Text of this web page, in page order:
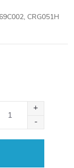
CRG051H